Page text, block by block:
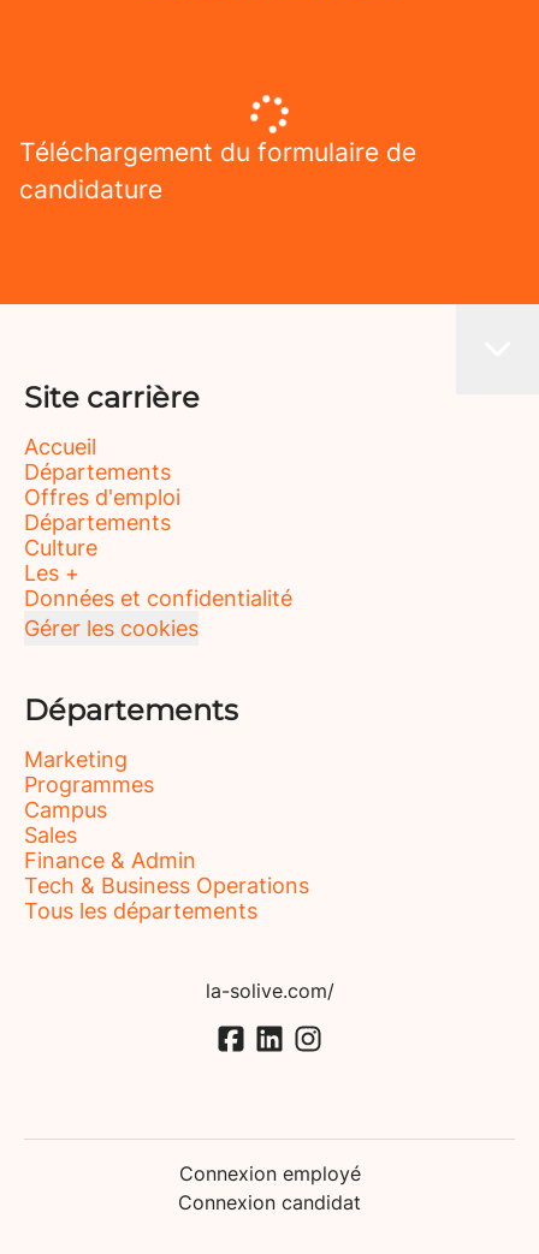
Téléchargement du formulaire de
candidature
Site carrière
Accueil
Départements
Offres d'emploi
Départements
Culture
Les +
Données et confidentialité
Gérer les cookies
Départements
Marketing
Programmes
Campus
Sales
Finance & Admin
Tech & Business Operations
Tous les départements
la-solive.com/
Connexion employé
Connexion candidat